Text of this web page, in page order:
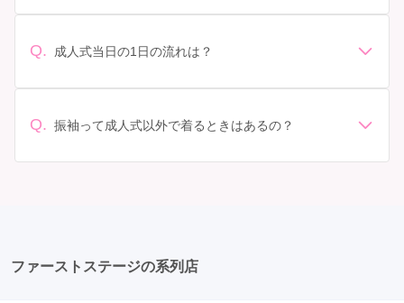
ンタル料金に含まれるもの（小物や帯、草履など）を確
っかり確認しておく必要があります。 お店選び: 評判や
しょう。
されています。 高級なものやブランド物になると、それ
Q. 成人式当日の1日の流れは？
人式: 一般的に午前中に成人式が行わる場合が多いです
Q. 振袖って成人式以外で着るときはあるの？
ファーストステージの系列店